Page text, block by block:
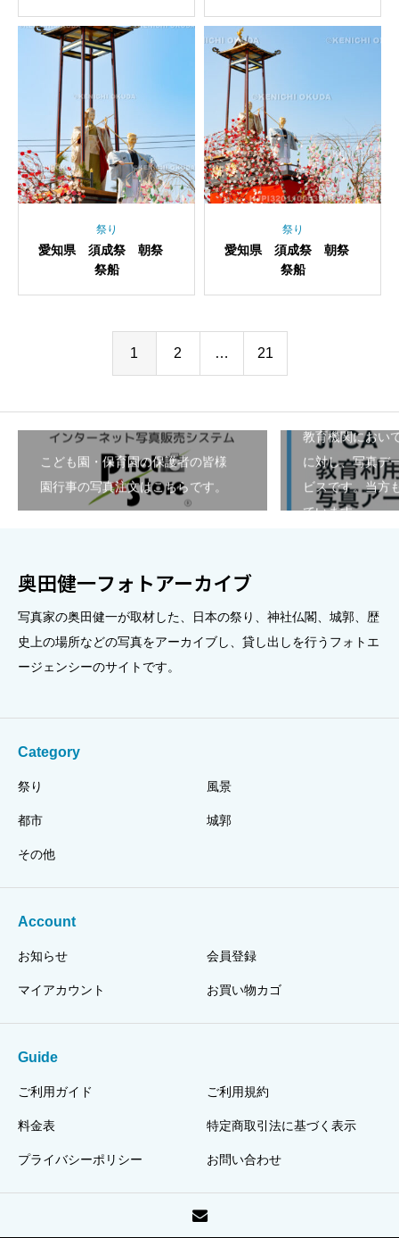
祭り
愛知県 須成祭 朝祭
祭船
祭り
愛知県 須成祭 朝祭
祭船
1 2 … 21
こども園・保育園の保護者の皆様
園行事の写真注文はこちらです。
教育機関におい
に対し、写真デ
ビスです。当方
ています。
奥田健一フォトアーカイブ
写真家の奥田健一が取材した、日本の祭り、神社仏閣、城郭、歴
史上の場所などの写真をアーカイブし、貸し出しを行うフォトエ
ージェンシーのサイトです。
Category
祭り 風景
都市 城郭
その他
Account
お知らせ 会員登録
マイアカウント お買い物カゴ
Guide
ご利用ガイド ご利用規約
料金表 特定商取引法に基づく表示
プライバシーポリシー お問い合わせ